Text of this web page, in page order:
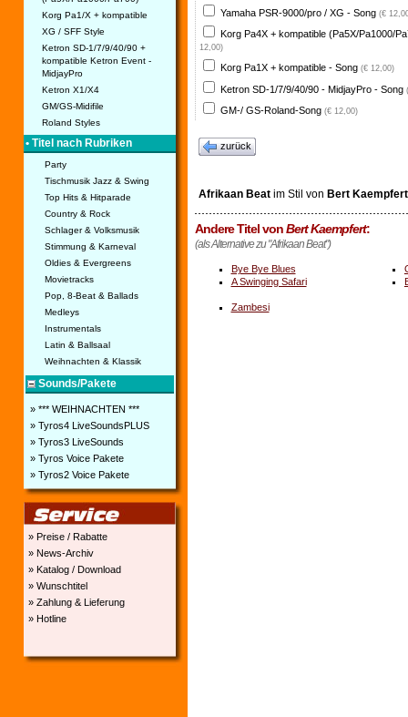
Korg Pa1/X + kompatible
XG / SFF Style
Ketron SD-1/7/9/40/90 +
kompatible Ketron Event -
MidjayPro
Ketron X1/X4
GM/GS-Midifile
Roland Styles
• Titel nach Rubriken
Party
Tischmusik Jazz & Swing
Top Hits & Hitparade
Country & Rock
Schlager & Volksmusik
Stimmung & Karneval
Oldies & Evergreens
Movietracks
Pop, 8-Beat & Ballads
Medleys
Instrumentals
Latin & Ballsaal
Weihnachten & Klassik
Sounds/Pakete
» *** WEIHNACHTEN ***
» Tyros4 LiveSoundsPLUS
» Tyros3 LiveSounds
» Tyros Voice Pakete
» Tyros2 Voice Pakete
» Preise / Rabatte
» News-Archiv
» Katalog / Download
» Wunschtitel
» Zahlung & Lieferung
» Hotline
Yamaha PSR-9000/pro / XG - Song (€
Korg Pa4X + kompatible (Pa5X/Pa1000/
12,00)
Korg Pa1X + kompatible - Song (€ 12,00)
Ketron SD-1/7/9/40/90 - MidjayPro - Song
GM-/ GS-Roland-Song (€ 12,00)
zurück
Afrikaan Beatim Stil von Bert Kaempfert
Andere Titel vonBert Kaempfert:
(als Alternative zu "Afrikaan Beat")
Bye Bye Blues
A Swinging Safari
Zambesi